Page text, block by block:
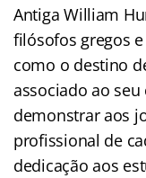
Antiga William
filósofos gregos
como o destino
associado ao
demonstrar aos
profissional de
dedicação aos